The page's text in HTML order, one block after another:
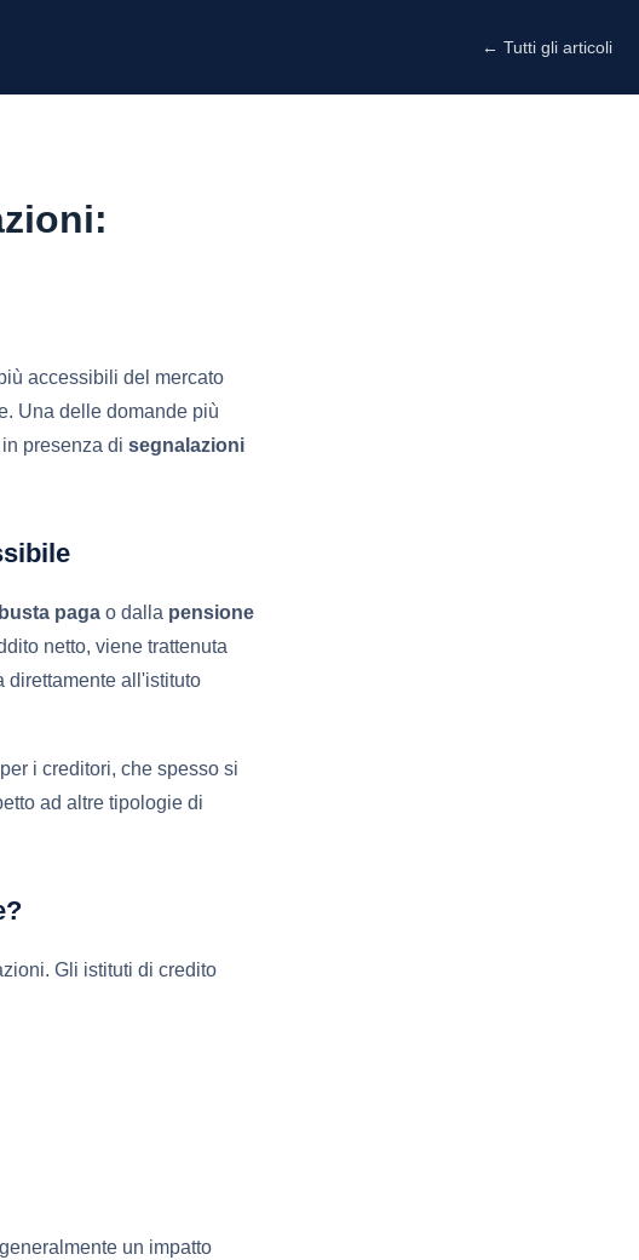
← Tutti gli articoli
accessibili del mercato
Una delle domande più
presenza di segnalazioni
busta paga o dalla pensione
netto, viene trattenuta
direttamente all'istituto
per i creditori, che spesso si
ad altre tipologie di
Gli istituti di credito
un impatto